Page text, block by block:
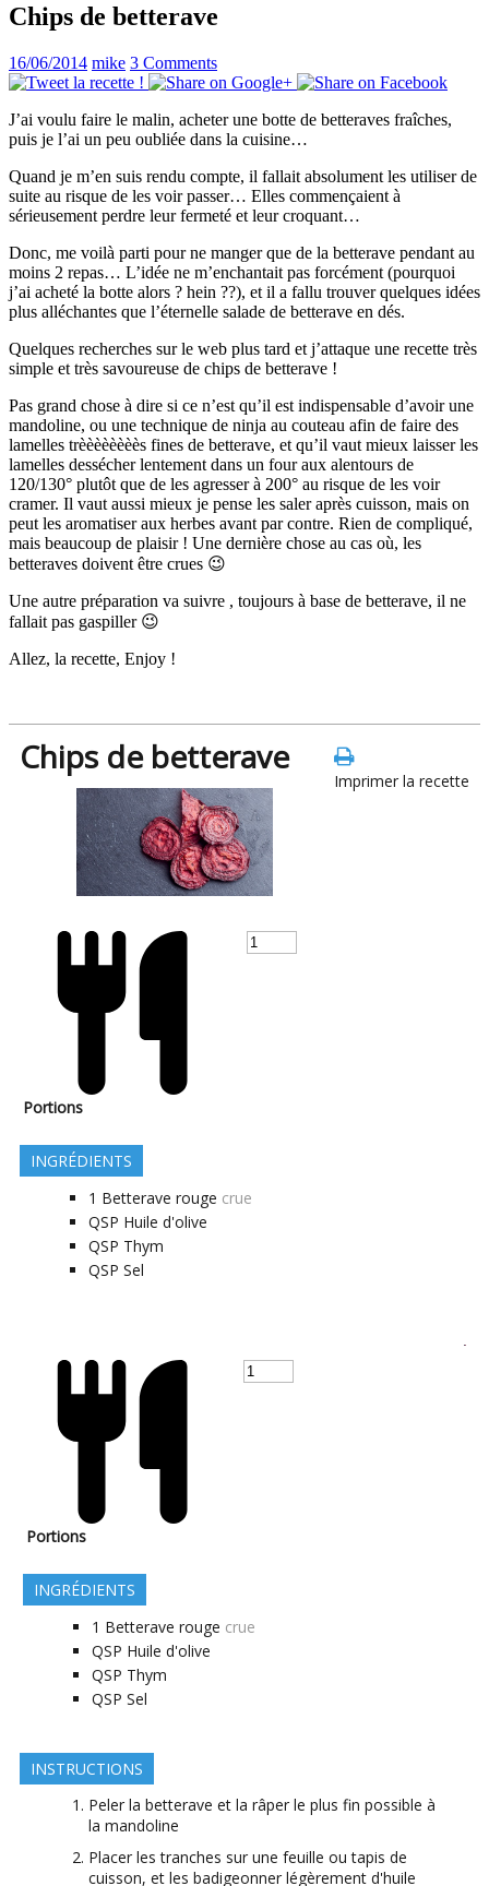
Chips de betterave
16/06/2014 mike 3 Comments
J’ai voulu faire le malin, acheter une botte de betteraves fraîches,
puis je l’ai un peu oubliée dans la cuisine…
Quand je m’en suis rendu compte, il fallait absolument les utiliser de
suite au risque de les voir passer… Elles commençaient à
sérieusement perdre leur fermeté et leur croquant…
Donc, me voilà parti pour ne manger que de la betterave pendant au
moins 2 repas… L’idée ne m’enchantait pas forcément (pourquoi
j’ai acheté la botte alors ? hein ??), et il a fallu trouver quelques idées
plus alléchantes que l’éternelle salade de betterave en dés.
Quelques recherches sur le web plus tard et j’attaque une recette très
simple et très savoureuse de chips de betterave !
Pas grand chose à dire si ce n’est qu’il est indispensable d’avoir une
mandoline, ou une technique de ninja au couteau afin de faire des
lamelles trèèèèèèèès fines de betterave, et qu’il vaut mieux laisser les
lamelles dessécher lentement dans un four aux alentours de
120/130° plutôt que de les agresser à 200° au risque de les voir
cramer. Il vaut aussi mieux je pense les saler après cuisson, mais on
peut les aromatiser aux herbes avant par contre. Rien de compliqué,
mais beaucoup de plaisir ! Une dernière chose au cas où, les
betteraves doivent être crues 😉
Une autre préparation va suivre , toujours à base de betterave, il ne
fallait pas gaspiller 😉
Allez, la recette, Enjoy !
Imprimer la recette
Chips de betterave
Portions
INGRÉDIENTS
1 Betterave rouge crue
QSP Huile d'olive
QSP Thym
QSP Sel
Portions
INGRÉDIENTS
1 Betterave rouge crue
QSP Huile d'olive
QSP Thym
QSP Sel
INSTRUCTIONS
Peler la betterave et la râper le plus fin possible à
la mandoline
Placer les tranches sur une feuille ou tapis de
cuisson, et les badigeonner légèrement d'huile